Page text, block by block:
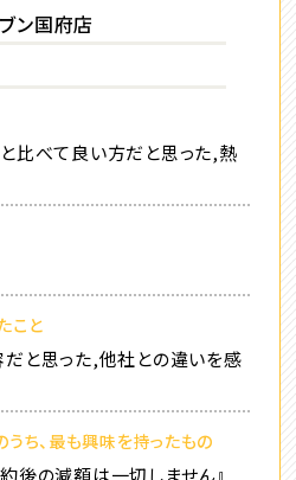
ン国府店
比べて良い方だと思った,熱
こと
と思った,他社との違いを感
ち、最も興味を持ったもの
後の減額は一切しません』